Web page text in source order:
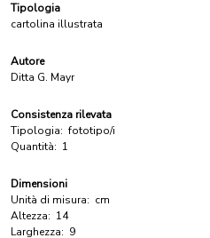
Tipologia
cartolina illustrata
Autore
Ditta G. Mayr
Consistenza rilevata
Tipologia: fototipo/i
Quantità: 1
Dimensioni
Unità di misura: cm
Altezza: 14
Larghezza: 9